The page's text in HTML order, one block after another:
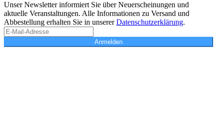
Unser Newsletter informiert Sie über Neuerscheinungen und
aktuelle Veranstaltungen. Alle Informationen zu Versand und
Abbestellung erhalten Sie in unsererDatenschutzerklärung.
Anmelden